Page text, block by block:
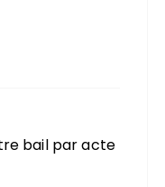
bail par acte